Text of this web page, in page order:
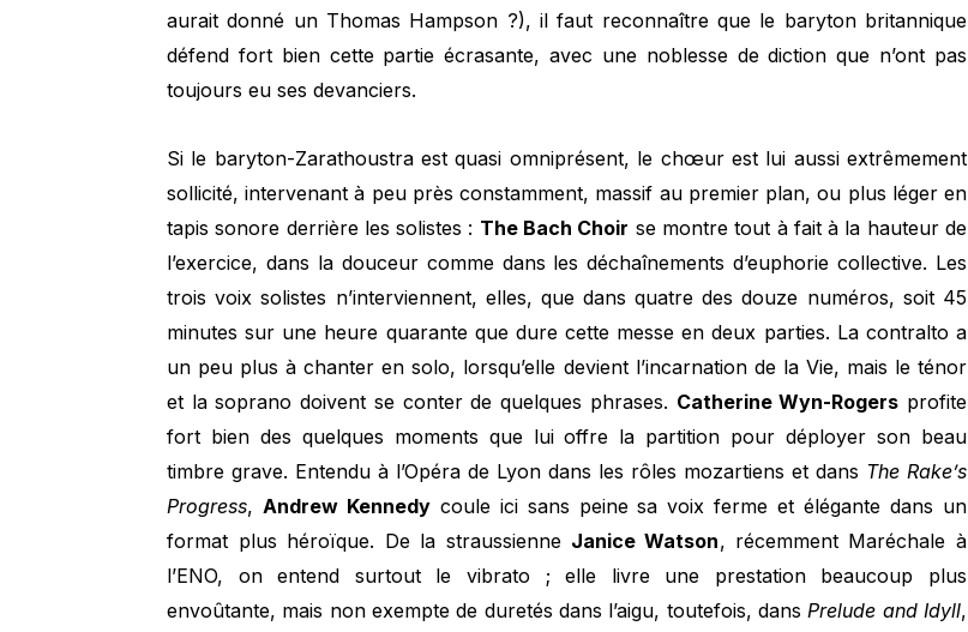
aurait donné un Thomas Hampson ?), il faut reconnaître que le baryton britannique
défend fort bien cette partie écrasante, avec une noblesse de diction que n’ont pas
toujours eu ses devanciers.
Si le baryton-Zarathoustra est quasi omniprésent, le chœur est lui aussi extrêmement
sollicité, intervenant à peu près constamment, massif au premier plan, ou plus léger en
tapis sonore derrière les solistes : The Bach Choir se montre tout à fait à la hauteur de
l’exercice, dans la douceur comme dans les déchaînements d’euphorie collective. Les
trois voix solistes n’interviennent, elles, que dans quatre des douze numéros, soit 45
minutes sur une heure quarante que dure cette messe en deux parties. La contralto a
un peu plus à chanter en solo, lorsqu’elle devient l’incarnation de la Vie, mais le ténor
et la soprano doivent se conter de quelques phrases. Catherine Wyn-Rogers profite
fort bien des quelques moments que lui offre la partition pour déployer son beau
timbre grave. Entendu à l’Opéra de Lyon dans les rôles mozartiens et dans The Rake’s
Progress, Andrew Kennedycoule ici sans peine sa voix ferme et élégante dans un
format plus héroïque. De la straussienne Janice Watson, récemment Maréchale à
l’ENO, on entend surtout le vibrato ; elle livre une prestation beaucoup plus
envoûtante, mais non exempte de duretés dans l’aigu, toutefois, dansPrelude and Idyll,